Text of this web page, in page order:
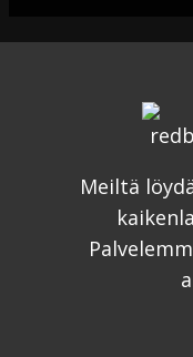
Meiltä